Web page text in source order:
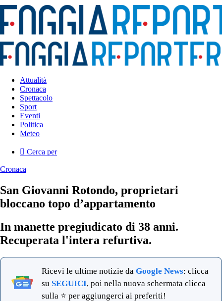
Attualità
Cronaca
Spettacolo
Sport
Eventi
Politica
Meteo
Cerca per
Cronaca
San Giovanni Rotondo, proprietari
bloccano topo d’appartamento
In manette pregiudicato di 38 anni.
Recuperata l'intera refurtiva.
Ricevi le ultime notizie da Google News: clicca
su SEGUICI, poi nella nuova schermata clicca
sulla ⭐ per aggiungerci ai preferiti!